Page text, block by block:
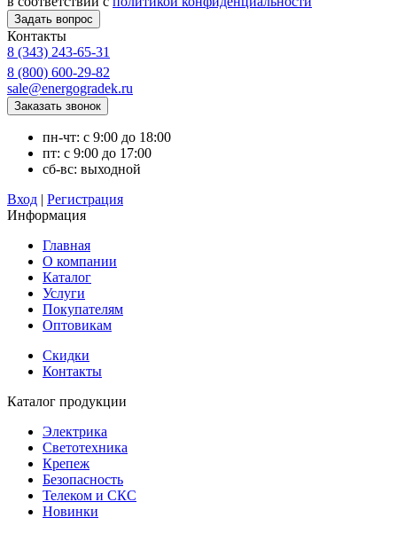
Контакты
8 (343) 243-65-31
8 (800) 600-29-82
sale@energogradek.ru
пн-чт: с 9:00 до 18:00
пт: с 9:00 до 17:00
сб-вс: выходной
Вход | Регистрация
Информация
Главная
О компании
Каталог
Услуги
Покупателям
Оптовикам
Скидки
Контакты
Каталог продукции
Электрика
Светотехника
Крепеж
Безопасность
Телеком и СКС
Новинки